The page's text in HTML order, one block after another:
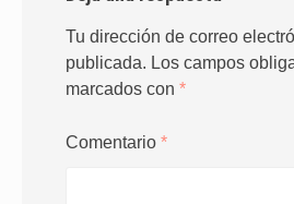
Tu dirección de correo
publicada. Los campos
marcados con *
Comentario *